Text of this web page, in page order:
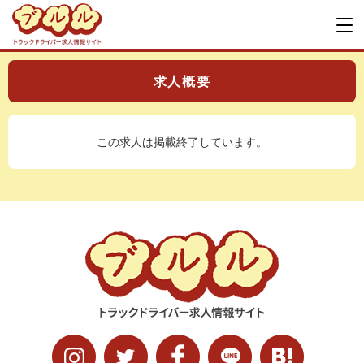
求人概要
この求人は掲載終了しています。